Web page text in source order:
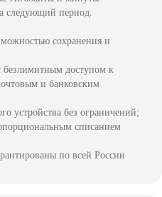
следующий период.
сохранения и
безлимитным доступом к
и банковским
устройства без ограничений;
списанием
по всей России